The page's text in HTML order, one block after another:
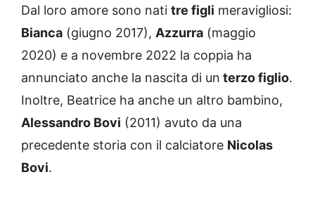
Dal loro amore sono nati tre figli meravigliosi:
Bianca (giugno 2017), Azzurra (maggio
2020) e a novembre 2022 la coppia ha
annunciato anche la nascita di un terzo figlio.
Inoltre, Beatrice ha anche un altro bambino,
Alessandro Bovi (2011) avuto da una
precedente storia con il calciatore Nicolas
Bovi.